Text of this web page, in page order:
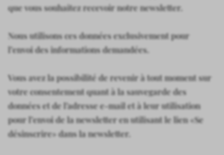
que vous souhaitez recevoir notre newsletter.
Nous utilisons ces données exclusivement pour
l’envoi des informations demandées.
Vous avez la possibilité de revenir à tout moment sur
votre consentement quant à la sauvegarde des
données et de l’adresse e-mail et à leur utilisation
pour l’envoi de la newsletter en utilisant le lien «Se
désinscrire» dans la newsletter.